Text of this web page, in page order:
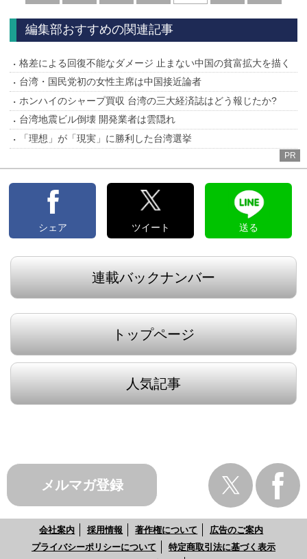
へ
へ
編集部おすすめの関連記事
格差による回復不能なダメージ 止まない中国の貧富拡大を描く
台湾・国民党初の女性主席は中国接近論者
ホンハイのシャープ買収 台湾の三大経済誌はどう報じたか?
台湾地震ビル倒壊 開発業者は雲隠れ
「理想」が「現実」に勝利した台湾選挙
PR
シェア ツイート 送る
連載バックナンバー
トップページ
人気記事
メルマガ登録
会社案内 採用情報 著作権について
広告のご案内
プライバシーポリシーについて
特定商取引法に基づく表示